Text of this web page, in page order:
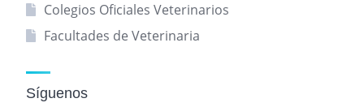
Colegios Oficiales Veterinarios
Facultades de Veterinaria
Síguenos